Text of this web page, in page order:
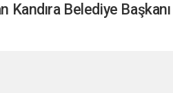
Kandıra Belediye